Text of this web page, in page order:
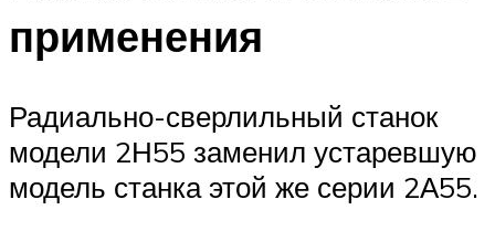
применения
Радиально-сверлильный станок
модели 2Н55 заменил устаревшую
модель станка этой же серии 2А55.